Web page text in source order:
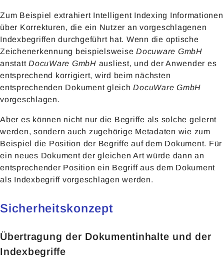
Zum Beispiel extrahiert Intelligent Indexing Informationen
über Korrekturen, die ein Nutzer an vorgeschlagenen
Indexbegriffen durchgeführt hat. Wenn die optische
Zeichenerkennung beispielsweise Docuware GmbH
anstatt DocuWare GmbH ausliest, und der Anwender es
entsprechend korrigiert, wird beim nächsten
entsprechenden Dokument gleichDocuWare GmbH
vorgeschlagen.
Aber es können nicht nur die Begriffe als solche gelernt
werden, sondern auch zugehörige Metadaten wie zum
Beispiel die Position der Begriffe auf dem Dokument. Für
ein neues Dokument der gleichen Art würde dann an
entsprechender Position ein Begriff aus dem Dokument
als Indexbegriff vorgeschlagen werden.
Sicherheitskonzept
Übertragung der Dokumentinhalte und der
Indexbegriffe